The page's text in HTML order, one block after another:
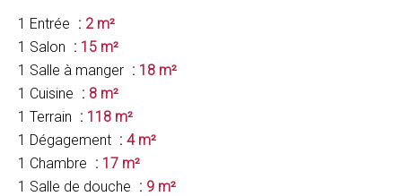
1 Entrée
2 m²
1 Salon
15 m²
1 Salle à manger
18 m²
1 Cuisine
8 m²
1 Terrain
118 m²
1 Dégagement
4 m²
1 Chambre
17 m²
1 Salle de douche
9 m²